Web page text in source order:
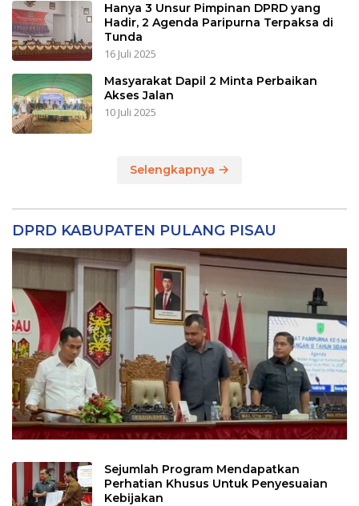
Hanya 3 Unsur Pimpinan DPRD yang
Hadir, 2 Agenda Paripurna Terpaksa di
Tunda
16 Juli 2025
Masyarakat Dapil 2 Minta Perbaikan
Akses Jalan
10 Juli 2025
Selengkapnya
DPRD KABUPATEN PULANG PISAU
Sejumlah Program Mendapatkan
Perhatian Khusus Untuk Penyesuaian
Kebijakan